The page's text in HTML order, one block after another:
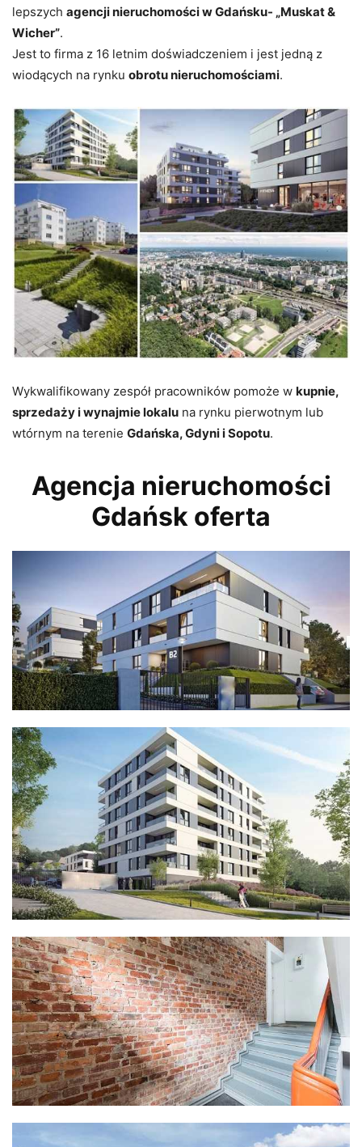
lepszych agencji nieruchomości w Gdańsku- „Muskat &
Wicher”.
Jest to firma z 16 letnim doświadczeniem i jest jedną z
wiodących na rynku obrotunieruchomościami.
Wykwalifikowany zespół pracowników pomoże w kupnie,
sprzedaży i wynajmie lokalu na rynku pierwotnym lub
wtórnym na terenie Gdańska, Gdyni i Sopotu.
Agencja nieruchomości
Gdańsk oferta